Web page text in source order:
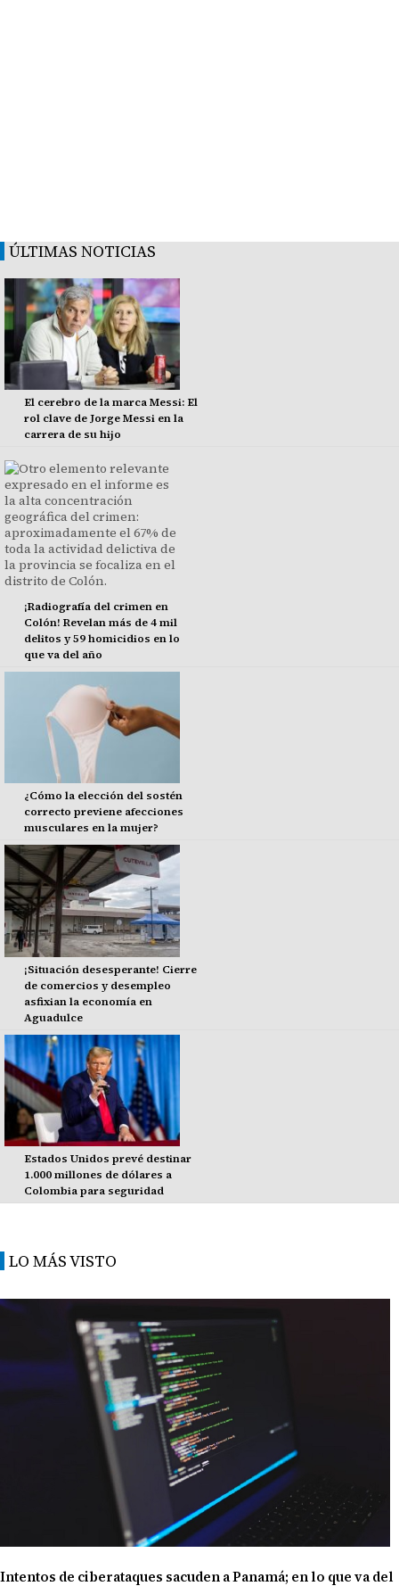
ÚLTIMAS NOTICIAS
El cerebro de la marca Messi: El
rol clave de Jorge Messi en la
carrera de su hijo
¡Radiografía del crimen en
Colón! Revelan más de 4 mil
delitos y 59 homicidios en lo
que va del año
¿Cómo la elección del sostén
correcto previene afecciones
musculares en la mujer?
¡Situación desesperante! Cierre
de comercios y desempleo
asfixian la economía en
Aguadulce
Estados Unidos prevé destinar
1.000 millones de dólares a
Colombia para seguridad
LO MÁS VISTO
Intentos de ciberataques sacuden a Panamá; en lo que va del